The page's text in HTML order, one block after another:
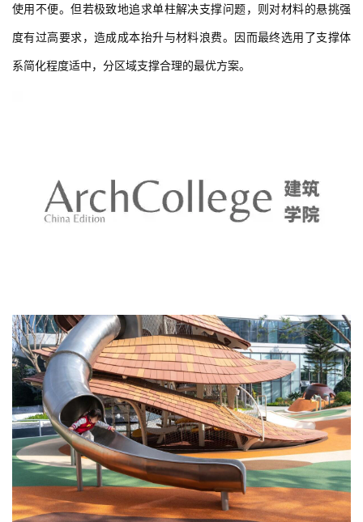
使用不便。但若极致地追求单柱解决支撑问题，则对材料的悬挑强
度有过高要求，造成成本抬升与材料浪费。因而最终选用了支撑体
系简化程度适中，分区域支撑合理的最优方案。